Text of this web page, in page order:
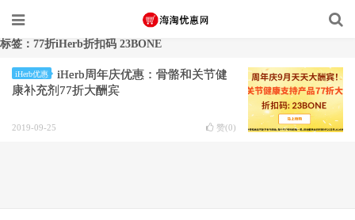
标签：77折iHerb折扣码 23BONE
iHerb优惠
iHerb周年庆优惠：骨骼和关节健
康补充剂77折大酬宾
2019-09-25 赞(0)